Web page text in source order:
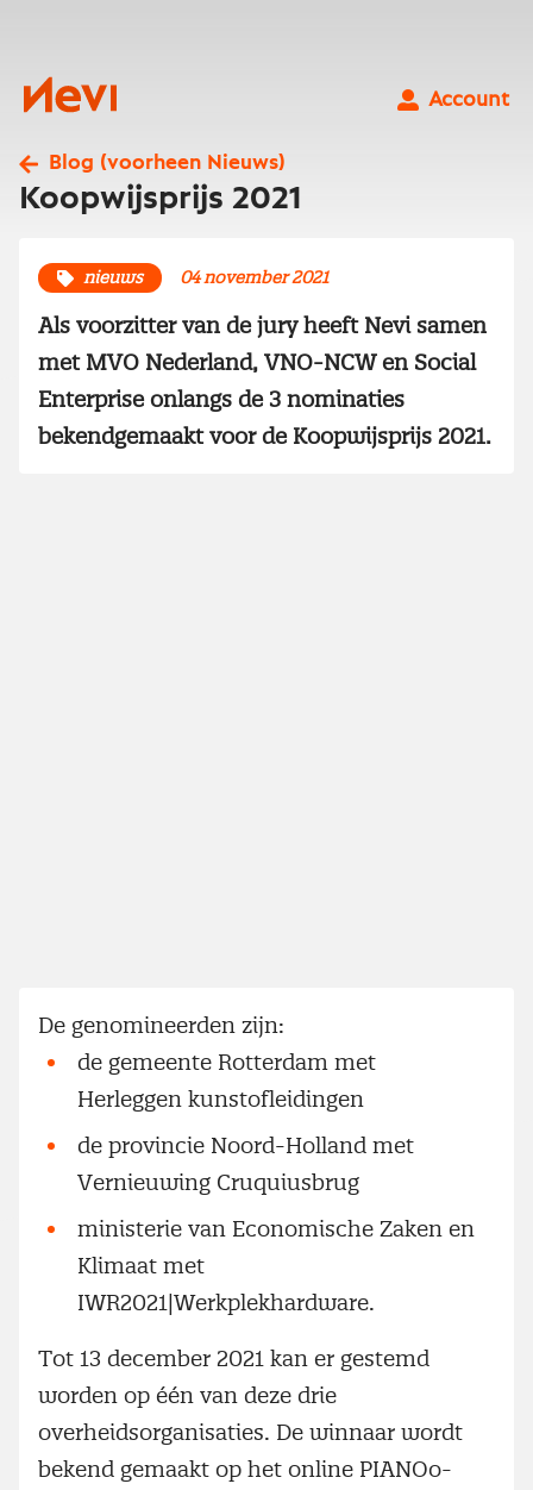
Nevi
Account
Blog (voorheen Nieuws)
Koopwijsprijs 2021
nieuws 04 november 2021
Als voorzitter van de jury heeft Nevi samen
met MVO Nederland, VNO-NCW en Social
Enterprise onlangs de 3 nominaties
bekendgemaakt voor de Koopwijsprijs 2021.
De genomineerden zijn:
de gemeente Rotterdam met
Herleggen kunstofleidingen
de provincie Noord-Holland met
Vernieuwing Cruquiusbrug
ministerie van Economische Zaken en
Klimaat met
IWR2021|Werkplekhardware.
Tot 13 december 2021 kan er gestemd
worden op één van deze drie
overheidsorganisaties. De winnaar wordt
bekend gemaakt op het online PIANOo-